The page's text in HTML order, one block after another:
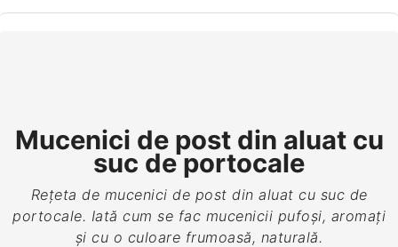
Mucenici de post din aluat cu
suc de portocale
Rețeta de mucenici de post din aluat cu suc de
portocale. Iată cum se fac mucenicii pufoși, aromați
și cu o culoare frumoasă, naturală.